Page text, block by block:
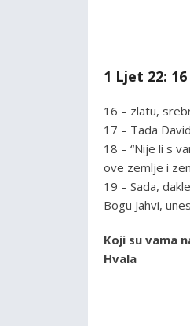
1 Ljet 22: 16
16 – zlatu,
17 – Tada
18 – “Nije li s
ove zemlje i
19 – Sada,
Bogu Jahvi,
Koji su vama
Hvala